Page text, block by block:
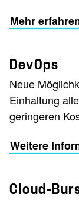
Mehr
DevOps
Neue
Einhaltung
geringeren
Weitere
Cloud-